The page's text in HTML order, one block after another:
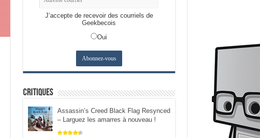
J’accepte de recevoir des courriels de
Geekbecois
Oui
Critiques
Assassin’s Creed Black Flag Resynced
– Larguez les amarres à nouveau !